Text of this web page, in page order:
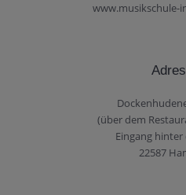
www.musikschule-
(über dem
Eingang
22587